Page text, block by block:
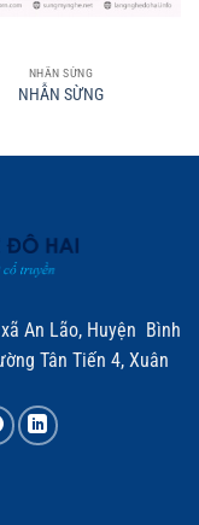
NHẪN SỪNG
NHẪN SỪNG
An Lão, Huyện Bình
Tân Tiến 4, Xuân